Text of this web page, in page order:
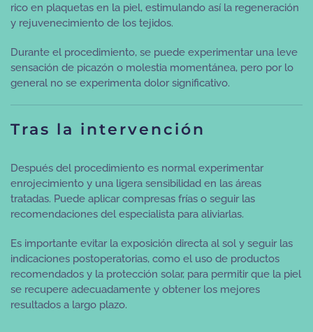
rico en plaquetas en la piel, estimulando así la regeneración
y rejuvenecimiento de los tejidos.
Durante el procedimiento, se puede experimentar una leve
sensación de picazón o molestia momentánea, pero por lo
general no se experimenta dolor significativo.
Tras la intervención
Después del procedimiento es normal experimentar
enrojecimiento y una ligera sensibilidad en las áreas
tratadas. Puede aplicar compresas frías o seguir las
recomendaciones del especialista para aliviarlas.
Es importante evitar la exposición directa al sol y seguir las
indicaciones postoperatorias, como el uso de productos
recomendados y la protección solar, para permitir que la piel
se recupere adecuadamente y obtener los mejores
resultados a largo plazo.